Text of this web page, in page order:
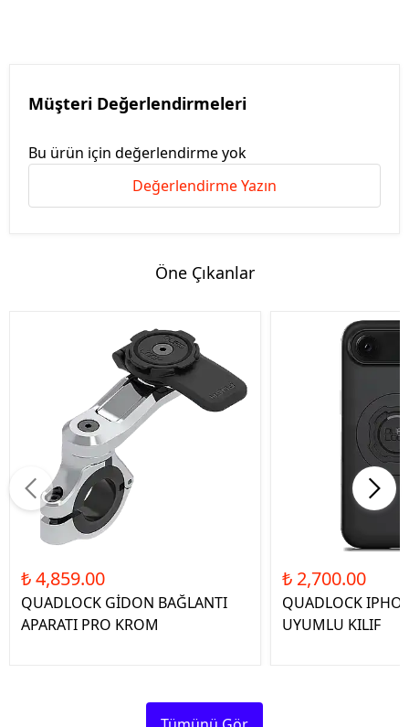
Müşteri Değerlendirmeleri
Bu ürün için değerlendirme yok
Değerlendirme Yazın
Öne Çıkanlar
₺ 4,859.00
QUADLOCK GİDON BAĞLANTI
APARATI PRO KROM
₺ 2,700.00
QUADLOCK
UYUMLU KILIF